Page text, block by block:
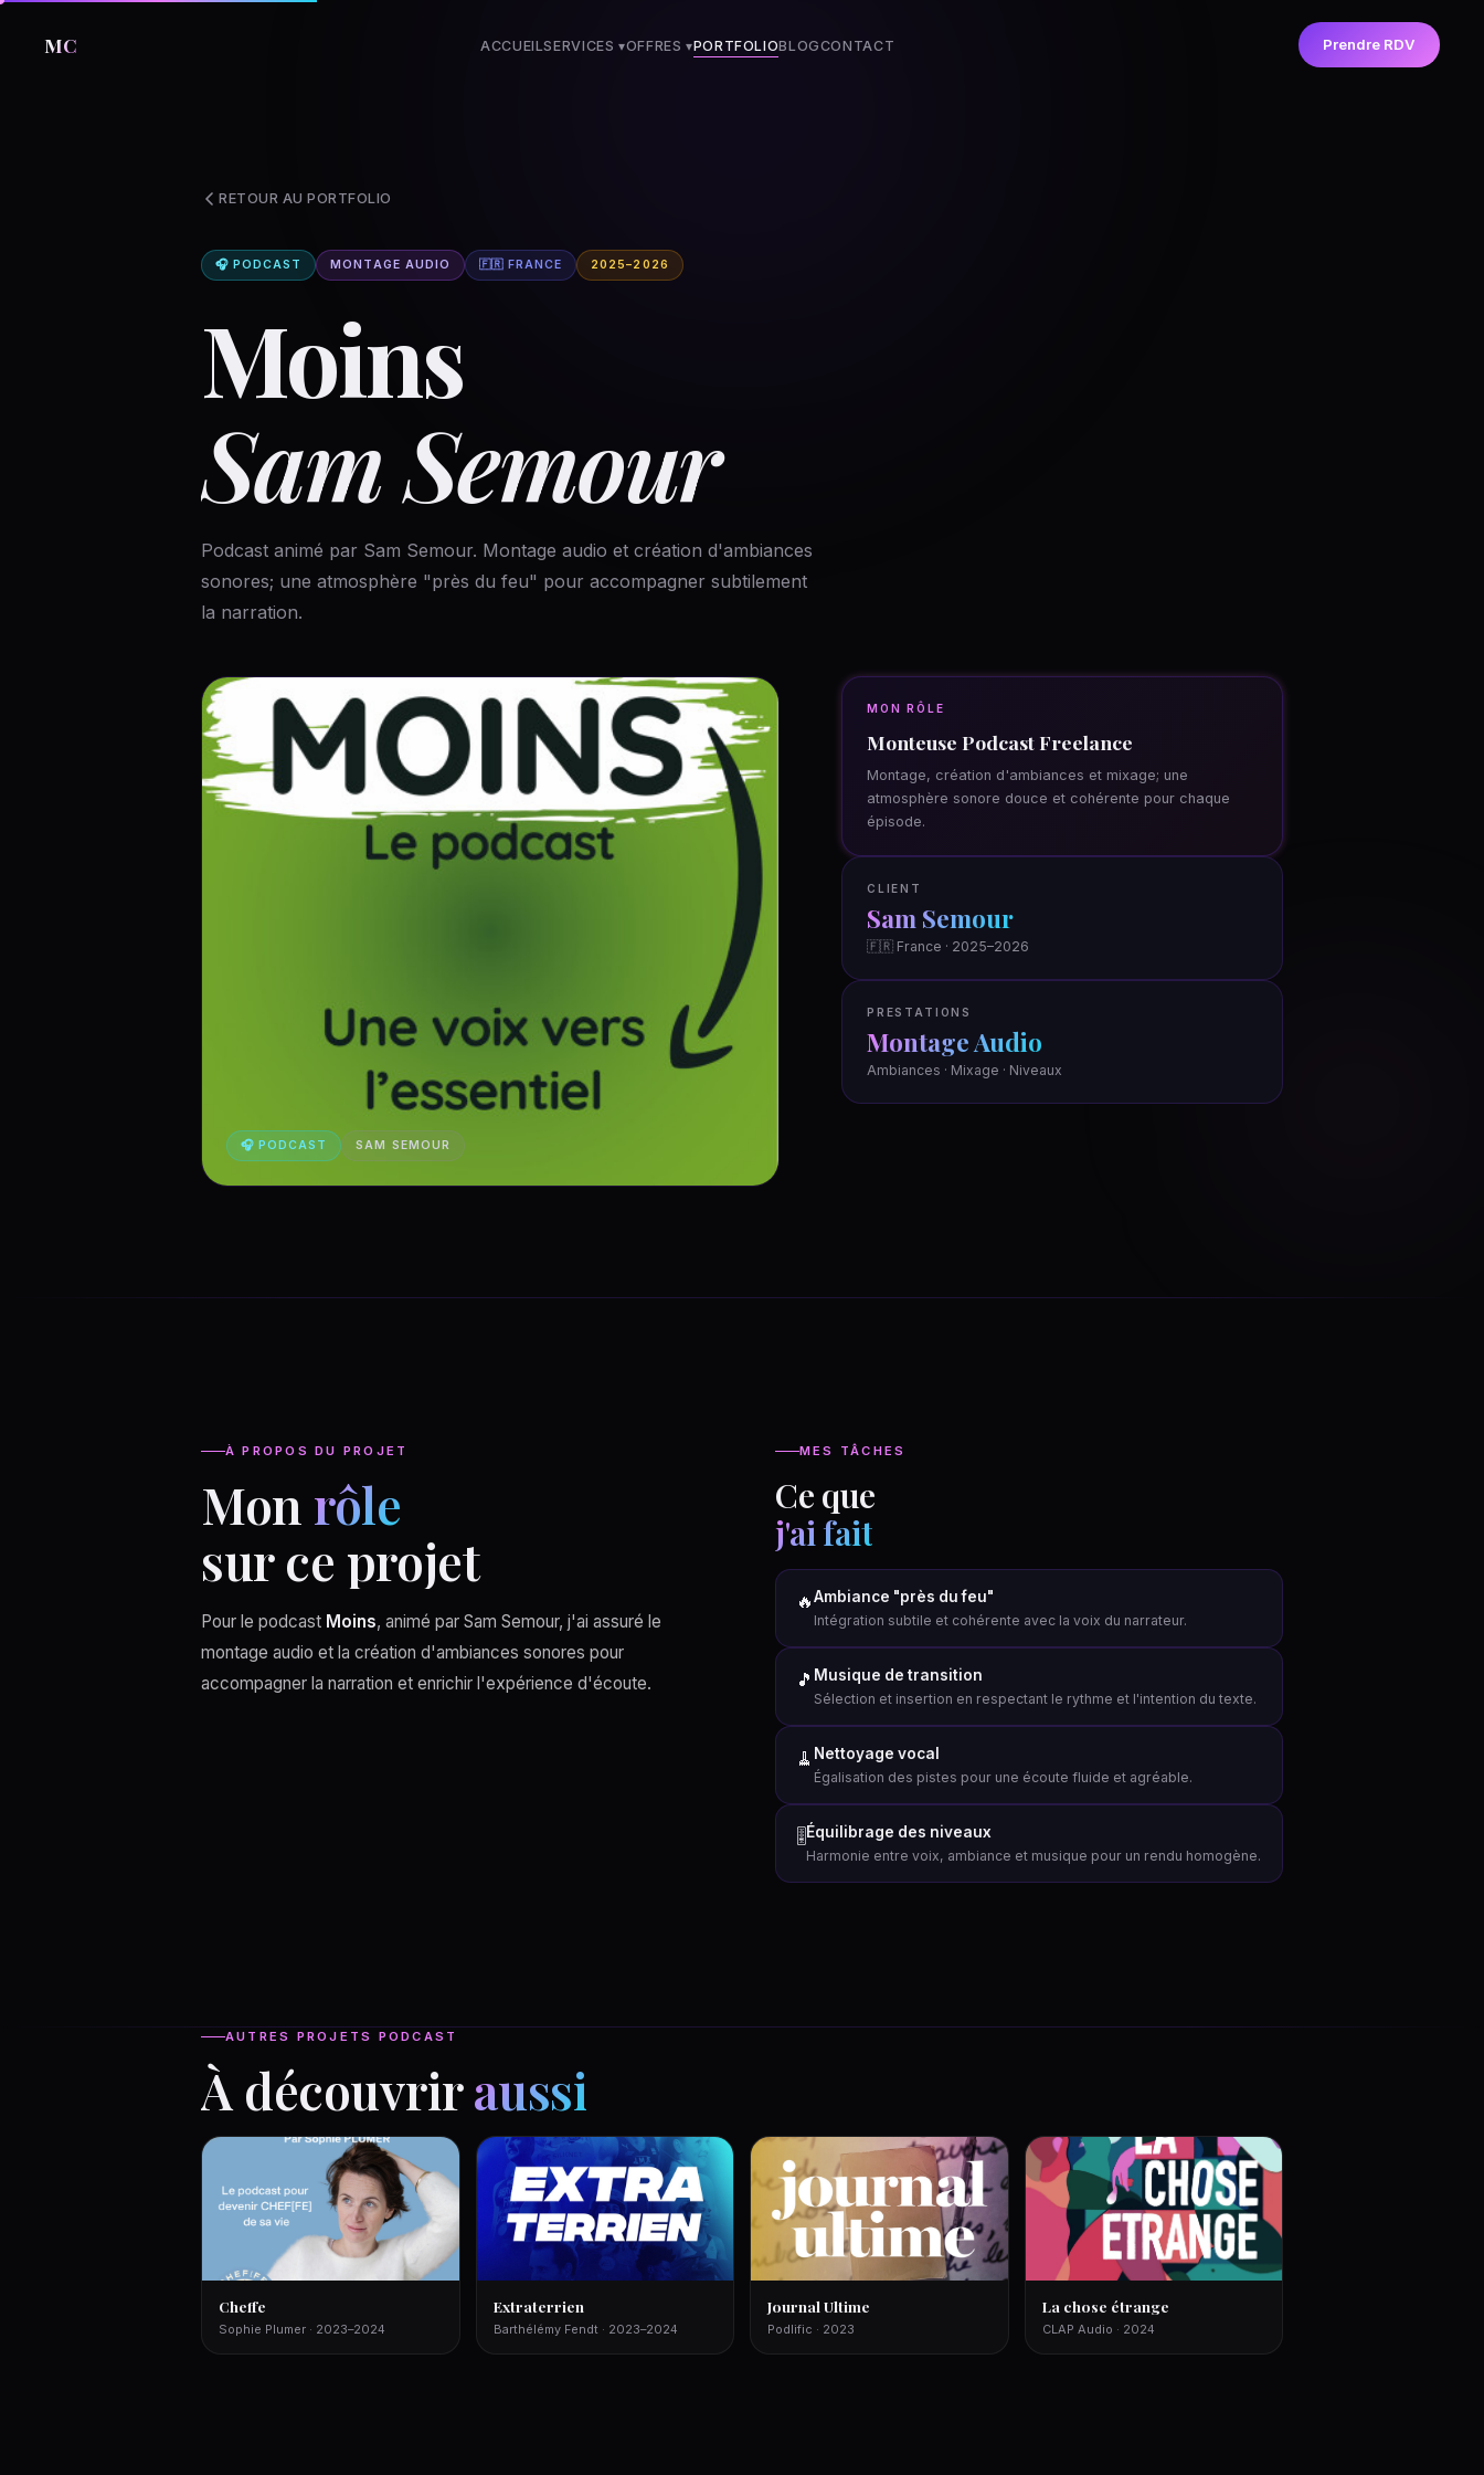
MC ACCUEILSERVICES ▾OFFRES▾PORTFOLIOBLOGCONTACT Prendre RDV
RETOUR AU PORTFOLIO
🎧 PODCAST MONTAGE AUDIO 🇫🇷 FRANCE 2025–2026
Moins
Sam Semour
Podcast animé par Sam Semour. Montage audio et création d'ambiances
sonores; une atmosphère "près du feu" pour accompagner subtilement
la narration.
🎧 PODCAST SAM SEMOUR
MON RÔLE
Monteuse Podcast Freelance
Montage, création d'ambiances et mixage; une
atmosphère sonore douce et cohérente pour chaque
épisode.
CLIENT
Sam Semour
🇫🇷 France · 2025–2026
PRESTATIONS
Montage Audio
Ambiances · Mixage · Niveaux
À PROPOS DU PROJET
Mon rôle
sur ce projet
Pour le podcast Moins, animé par Sam Semour, j'ai assuré le
montage audio et la création d'ambiances sonores pour
accompagner la narration et enrichir l'expérience d'écoute.
MES TÂCHES
Ce que
j'ai fait
🔥Ambiance "près du feu"
Intégration subtile et cohérente avec la voix du narrateur.
🎵 Musique de transition
Sélection et insertion en respectant le rythme et l'intention du texte.
🧹 Nettoyage vocal
Égalisation des pistes pour une écoute fluide et agréable.
🎚️ Équilibrage des niveaux
Harmonie entre voix, ambiance et musique pour un rendu homogène.
AUTRES PROJETS PODCAST
À découvriraussi
Cheffe
Sophie Plumer · 2023–2024
Extraterrien
Barthélémy Fendt · 2023–2024
Journal Ultime
Podlific · 2023
La chose étrange
CLAP Audio · 2024